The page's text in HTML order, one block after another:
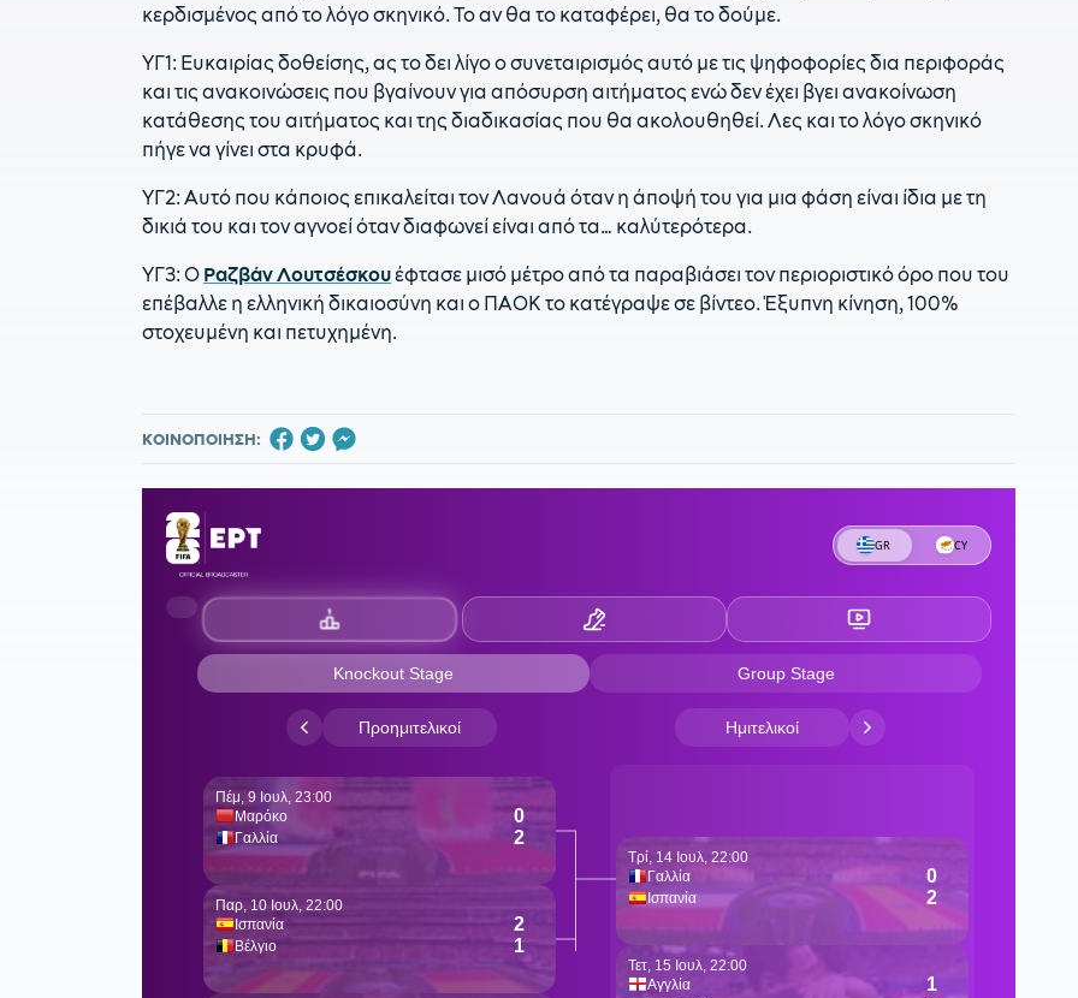
κερδισμένος από το λόγο σκηνικό. Το αν θα το καταφέρει, θα το δούμε.
ΥΓ1: Ευκαιρίας δοθείσης, ας το δει λίγο ο συνεταιρισμός αυτό με τις ψηφοφορίες δια περιφοράς
και τις ανακοινώσεις που βγαίνουν για απόσυρση αιτήματος ενώ δεν έχει βγει ανακοίνωση
κατάθεσης του αιτήματος και της διαδικασίας που θα ακολουθηθεί. Λες και το λόγο σκηνικό
πήγε να γίνει στα κρυφά.
ΥΓ2: Αυτό που κάποιος επικαλείται τον Λανουά όταν η άποψή του για μια φάση είναι ίδια με τη
δικιά του και τον αγνοεί όταν διαφωνεί είναι από τα… καλύτερότερα.
ΥΓ3: Ο Ραζβάν Λουτσέσκουέφτασε μισό μέτρο από τα παραβιάσει τον περιοριστικό όρο που του
επέβαλλε η ελληνική δικαιοσύνη και ο ΠΑΟΚ το κατέγραψε σε βίντεο. Έξυπνη κίνηση, 100%
στοχευμένη και πετυχημένη.
ΚΟΙΝΟΠΟΙΗΣΗ: